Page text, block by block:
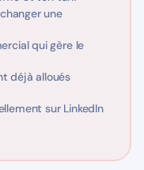
une
qui gère le
déjà alloués
sur LinkedIn